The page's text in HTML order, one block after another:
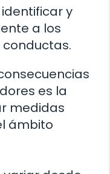
y
a los
es la
medidas
ámbito